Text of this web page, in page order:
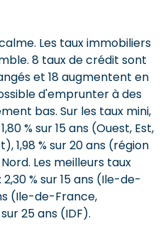
Les taux immobiliers
8 taux de crédit sont
et 18 augmentent en
d'emprunter à des
bas. Sur les taux mini,
% sur 15 ans (Ouest, Est,
1,98 % sur 20 ans (région
Les meilleurs taux
% sur 15 ans (Ile-de-
(Ile-de-France,
25 ans (IDF).